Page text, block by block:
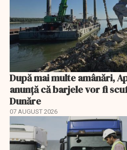
După mai multe amânări,
anunță că barjele vor fi
Dunăre
07 AUGUST 2026